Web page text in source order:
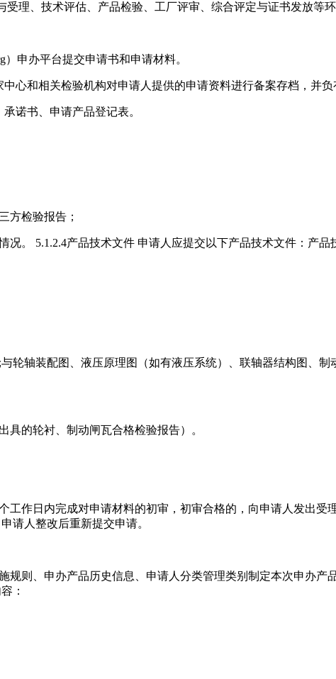
理、技术评估、产品检验、工厂评审、综合评定与证书发放等
申办平台提交申请书和申请材料。
心和相关检验机构对申请人提供的申请资料进行备案存档，并
诺书、申请产品登记表。
方检验报告；
。 5.1.2.4产品技术文件 申请人应提交以下产品技术文件：产
轮轴装配图、液压原理图（如有液压系统）、联轴器结构图、
的轮衬、制动闸瓦合格检验报告）。
工作日内完成对申请材料的初审，初审合格的，向申请人发出
请人整改后重新提交申请。
则、申办产品历史信息、申请人分类管理类别制定本次申办产
：